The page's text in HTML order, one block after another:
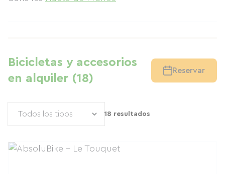
Bicicletas y accesorios
en alquiler (18)
Reservar
18 resultados